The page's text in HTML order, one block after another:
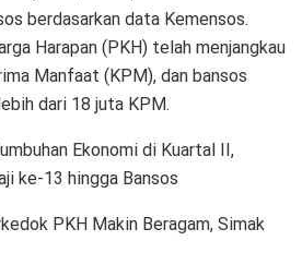
berdasarkan data Kemensos.
Harapan (PKH) telah menjangkau
Manfaat (KPM), dan bansos
dari 18 juta KPM.
Ekonomi di Kuartal II,
ke-13 hingga Bansos
PKH Makin Beragam, Simak